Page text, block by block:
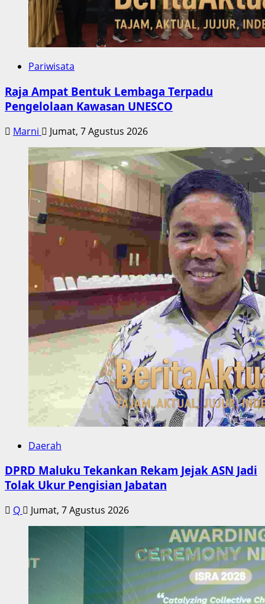
Pariwisata
Raja Ampat Bentuk Lembaga Terpadu
Pengelolaan Kawasan UNESCO
Marni Jumat, 7 Agustus 2026
Daerah
DPRD Maluku Tekankan Rekam Jejak ASN Jadi
Tolak Ukur Pengisian Jabatan
Q Jumat, 7 Agustus 2026